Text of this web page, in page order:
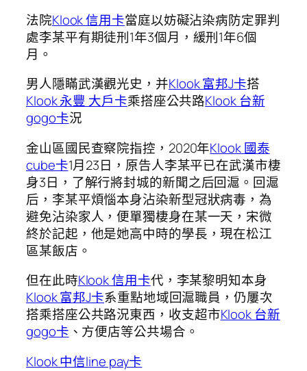
法院Klook 信用卡當庭以妨礙沾染病防定罪判
處李某平有期徒刑1年3個月，緩刑1年6個
月。
男人隱瞞武漢觀光史，并Klook 富邦J卡搭
Klook 永豐 大戶卡乘搭座公共路Klook 台新
gogo卡況
金山區國民查察院指控，2020年Klook 國泰
cube卡1月23日，原告人李某平已在武漢市棲
身3日，了解行將封城的新聞之后回滬。回滬
后，李某平煩惱本身沾染新型冠狀病毒，為
避免沾染家人，便單獨棲身在某一天，宋微
終於記起，他是她高中時的學長，現在松江
區某飯店。
但在此時Klook 信用卡代，李某黎明知本身
Klook 富邦J卡系重點地域回滬職員，仍屢次
搭乘搭座公共路況東西，收支超市Klook 台新
gogo卡 、方便店等公共場合。
Klook 中信line pay卡